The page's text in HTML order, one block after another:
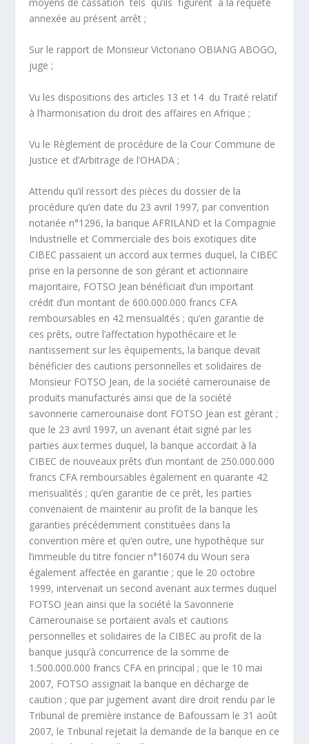
annexée au présent arrêt ;
Sur le rapport de Monsieur Victoriano OBIANG ABOGO,
juge ;
Vu les dispositions des articles 13 et 14 du Traité relatif
à l’harmonisation du droit des affaires en Afrique ;
Vu le Règlement de procédure de la Cour Commune de
Justice et d’Arbitrage de l’OHADA ;
Attendu qu’il ressort des pièces du dossier de la
procédure qu’en date du 23 avril 1997, par convention
notariée n°1296, la banque AFRILAND et la Compagnie
Industrielle et Commerciale des bois exotiques dite
CIBEC passaient un accord aux termes duquel, la CIBEC
prise en la personne de son gérant et actionnaire
majoritaire, FOTSO Jean bénéficiait d’un important
crédit d’un montant de 600.000.000 francs CFA
remboursables en 42 mensualités ; qu’en garantie de
ces prêts, outre l’affectation hypothécaire et le
nantissement sur les équipements, la banque devait
bénéficier des cautions personnelles et solidaires de
Monsieur FOTSO Jean, de la société camerounaise de
produits manufacturés ainsi que de la société
savonnerie camerounaise dont FOTSO Jean est gérant ;
que le 23 avril 1997, un avenant était signé par les
parties aux termes duquel, la banque accordait à la
CIBEC de nouveaux prêts d’un montant de 250.000.000
francs CFA remboursables également en quarante 42
mensualités ; qu’en garantie de ce prêt, les parties
convenaient de maintenir au profit de la banque les
garanties précédemment constituées dans la
convention mère et qu’en outre, une hypothèque sur
l’immeuble du titre foncier n°16074 du Wouri sera
également affectée en garantie ; que le 20 octobre
1999, intervenait un second avenant aux termes duquel
FOTSO Jean ainsi que la société la Savonnerie
Camerounaise se portaient avals et cautions
personnelles et solidaires de la CIBEC au profit de la
banque jusqu’à concurrence de la somme de
1.500.000.000 francs CFA en principal ; que le 10 mai
2007, FOTSO assignait la banque en décharge de
caution ; que par jugement avant dire droit rendu par le
Tribunal de première instance de Bafoussam le 31 août
2007, le Tribunal rejetait la demande de la banque en ce